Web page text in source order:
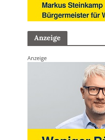
Anzeige
Anzeige